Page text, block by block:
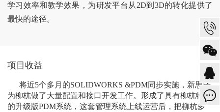
学习效率和教学效果，为研发平台从2D到3D的转化提供了
最快的途径。
项目收益
将近5个多月的SOLIDWORKS &PDM同步实施，新思诺
为柳杭做了大量配置和接口开发工作。形成了具有柳杭特色
的升级版PDM系统，这套管理系统上线运营后，把柳杭多